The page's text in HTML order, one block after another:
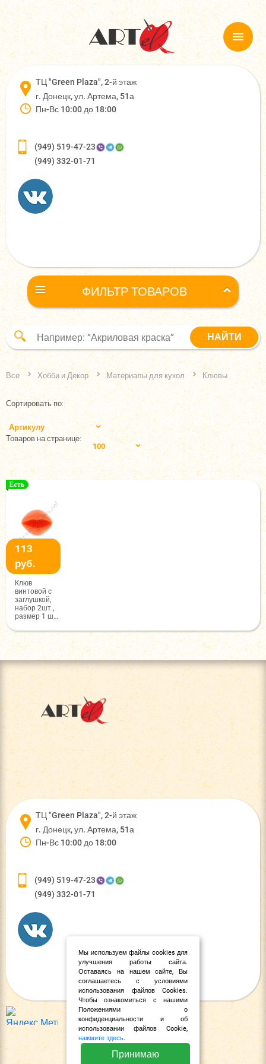
ТЦ "Green Plaza", 2-й этаж
г. Донецк, ул. Артема, 51а
Пн-Вс 10:00 до 18:00
(949) 519-47-23
(949) 332-01-71
ФИЛЬТР ТОВАРОВ
Все Хобби и Декор Материалы для кукол Клювы
Сортировать по:
Артикулу
Товаров на странице:
100
113
руб.
Клюв
винтовой с
заглушкой,
набор 2шт.,
размер 1 шт:
ТЦ "Green Plaza", 2-й этаж
г. Донецк, ул. Артема, 51а
Пн-Вс 10:00 до 18:00
(949) 519-47-23
(949) 332-01-71
Мы используем файлы cookies для
улучшения работы сайта.
Оставаясь на нашем сайте, Вы
соглашаетесь с условиями
использования файлов Cookies.
Чтобы ознакомиться с нашими
Положениями о
конфиденциальности и об
использовании файлов Cookie,
нажмите здесь.
Принимаю